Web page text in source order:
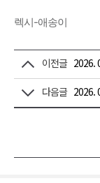
렉시-애송이
이전글 2026.
다음글 2026.